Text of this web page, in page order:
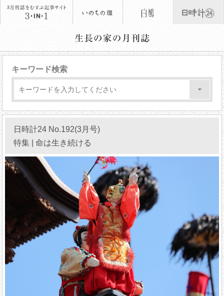
キーワード検索
日時計24 No.192(3月号)
特集 | 命は生き続ける